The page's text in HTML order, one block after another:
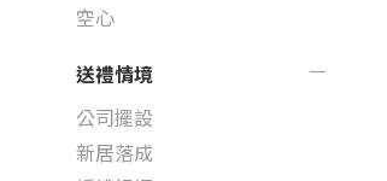
空心
送禮情境
公司擺設
新居落成